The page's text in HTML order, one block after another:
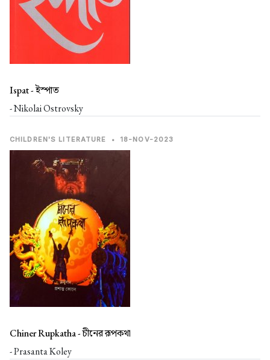
Ispat -ইস্পাত
- Nikolai Ostrovsky
CHILDREN'S LITERATURE • 18-NOV-2023
Chiner Rupkatha -চীনের রূপকথা
- Prasanta Koley